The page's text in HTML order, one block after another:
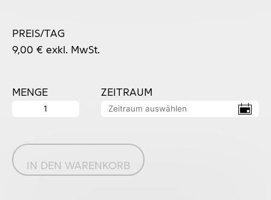
PREIS/TAG
9,00 € exkl. MwSt.
MENGE
Tischbuchstaben
ZEITRAUM
IN DEN WARENKORB